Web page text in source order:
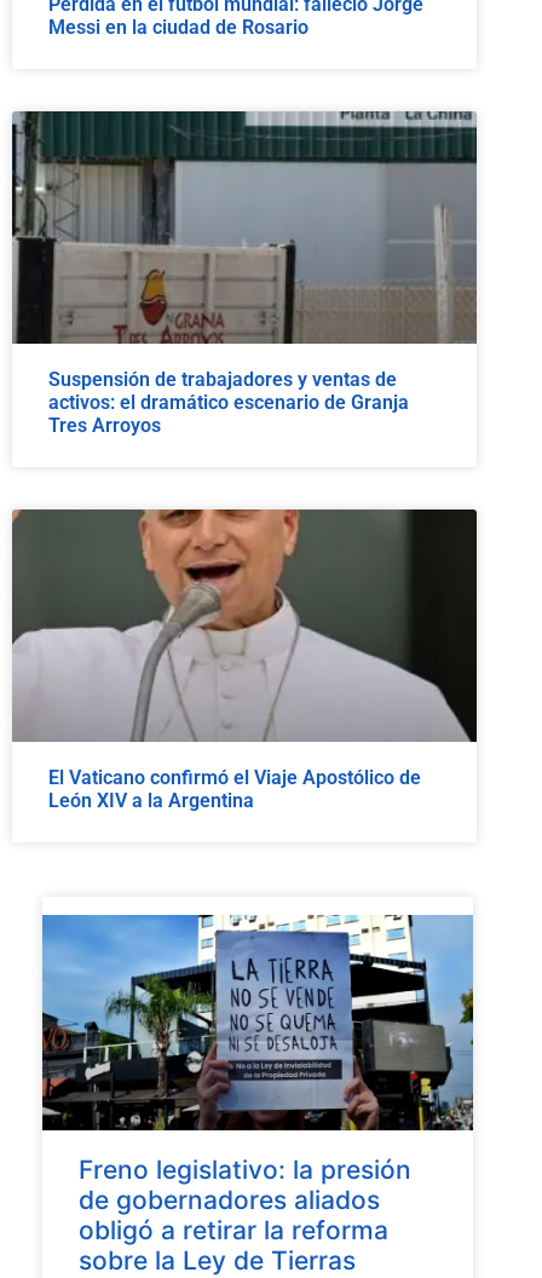
Messi en la ciudad de Rosario
Suspensión de trabajadores y ventas de
activos: el dramático escenario de Granja
Tres Arroyos
El Vaticano confirmó el Viaje Apostólico de
León XIV a la Argentina
Freno legislativo: la presión
de gobernadores aliados
obligó a retirar la reforma
sobre la Ley de Tierras